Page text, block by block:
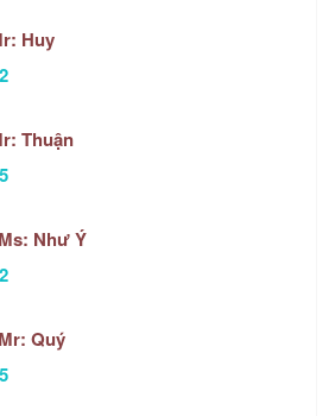
Huy
Thuận
Như Ý
Quý